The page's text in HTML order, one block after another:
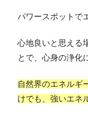
パワースポットで
心地良いと思える
とで、心身の浄化
自然界のエネルギ
けでも、強いエネ